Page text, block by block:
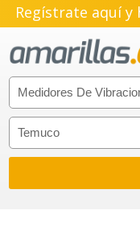
Regístrate aquí y